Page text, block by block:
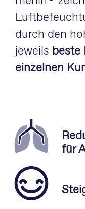
durch den
jeweils beste
einzelnen
für